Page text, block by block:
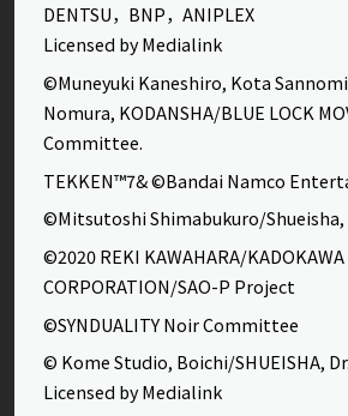
DENTSU，BNP，ANIPLEX
Licensed by Medialink
©Muneyuki Kaneshiro, Kota
Nomura, KODANSHA/BLUE LOCK
Committee.
TEKKEN™7& ©Bandai Namco
©Mitsutoshi Shimabukuro/
©2020 REKI KAWAHARA/KADOKAWA
CORPORATION/SAO-P Project
©SYNDUALITY Noir Committee
© Kome Studio, Boichi/SHUEISHA,
Licensed by Medialink